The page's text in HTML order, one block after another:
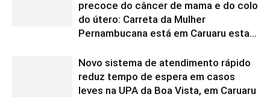
precoce do câncer de mama e do colo
do útero: Carreta da Mulher
Pernambucana está em Caruaru esta...
Novo sistema de atendimento rápido
reduz tempo de espera em casos
leves na UPA da Boa Vista, em Caruaru